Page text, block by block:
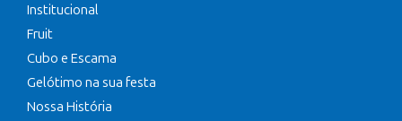
Institucional
Fruit
Cubo e Escama
Gelótimo na sua festa
Nossa História